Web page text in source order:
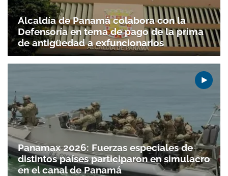
Alcaldía de Panamá colabora con la
Defensoría en tema de pago de la prima
de antigüedad a exfuncionarios
Panamax 2026: Fuerzas especiales de
distintos países participaron en simulacro
en el canal de Panamá